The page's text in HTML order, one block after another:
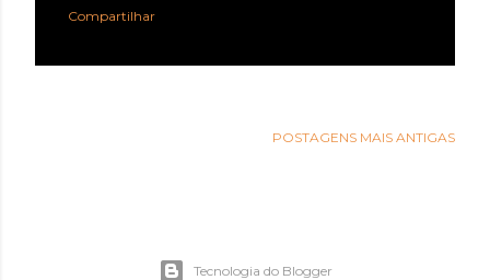
Compartilhar
POSTAGENS MAIS ANTIGAS
Tecnologia do Blogger